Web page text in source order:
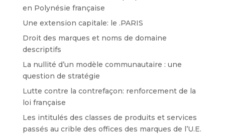
en Polynésie française
Une extension capitale: le .PARIS
Droit des marques et noms de domaine
descriptifs
La nullité d’un modèle communautaire : une
question de stratégie
Lutte contre la contrefaçon: renforcement de la
loi française
Les intitulés des classes de produits et services
passés au crible des offices des marques de l’U.E.